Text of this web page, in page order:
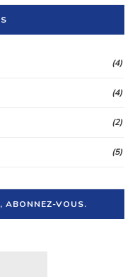
(4)
(4)
(2)
(5)
ABONNEZ-VOUS.